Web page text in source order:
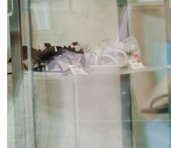
la
medida
de
tu
local